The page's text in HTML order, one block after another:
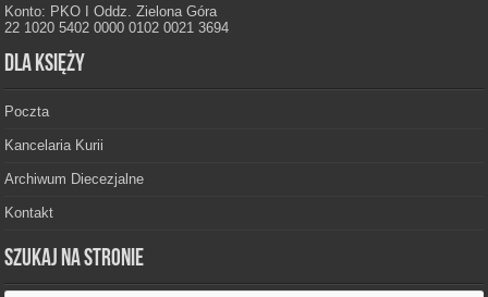
Konto: PKO I Oddz. Zielona Góra
22 1020 5402 0000 0102 0021 3694
Dla księży
Poczta
Kancelaria Kurii
Archiwum Diecezjalne
Kontakt
Szukaj na stronie